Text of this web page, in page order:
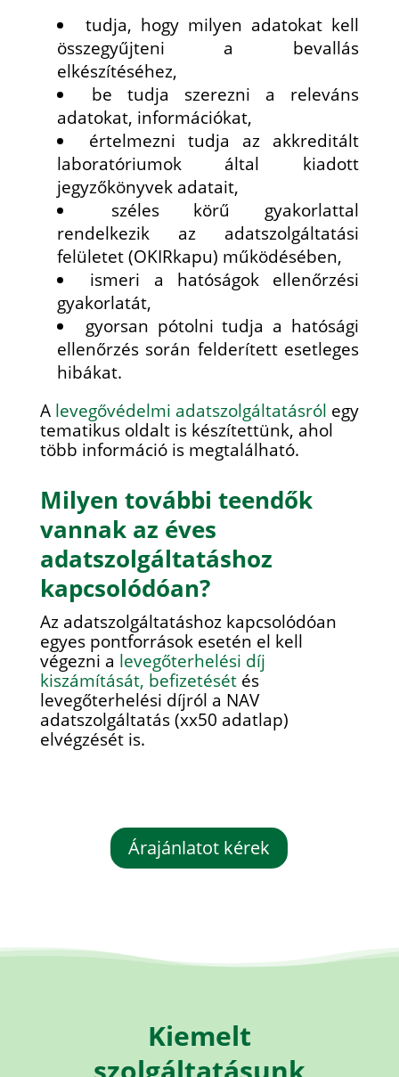
tudja, hogy milyen adatokat kell
összegyűjteni a bevallás
elkészítéséhez,
be tudja szerezni a releváns
adatokat, információkat,
értelmezni tudja az akkreditált
laboratóriumok által kiadott
jegyzőkönyvek adatait,
széles körű gyakorlattal
rendelkezik az adatszolgáltatási
felületet (OKIRkapu) működésében,
ismeri a hatóságok ellenőrzési
gyakorlatát,
gyorsan pótolni tudja a hatósági
ellenőrzés során felderített esetleges
hibákat.
A levegővédelmi adatszolgáltatásról egy
tematikus oldalt is készítettünk, ahol
több információ is megtalálható.
Milyen további teendők
vannak az éves
adatszolgáltatáshoz
kapcsolódóan?
Az adatszolgáltatáshoz kapcsolódóan
egyes pontforrások esetén el kell
végezni a levegőterhelési díj
kiszámítását, befizetésétés
levegőterhelési díjról a NAV
adatszolgáltatás (xx50 adatlap)
elvégzését is.
Árajánlatot kérek
Kiemelt